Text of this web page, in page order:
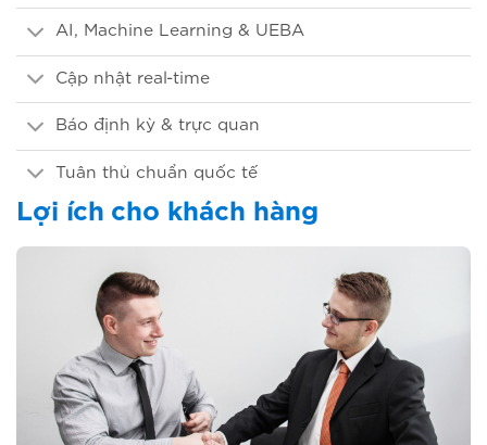
AI, Machine Learning & UEBA
Cập nhật real-time
Báo định kỳ & trực quan
Tuân thủ chuẩn quốc tế
Lợi ích cho khách hàng